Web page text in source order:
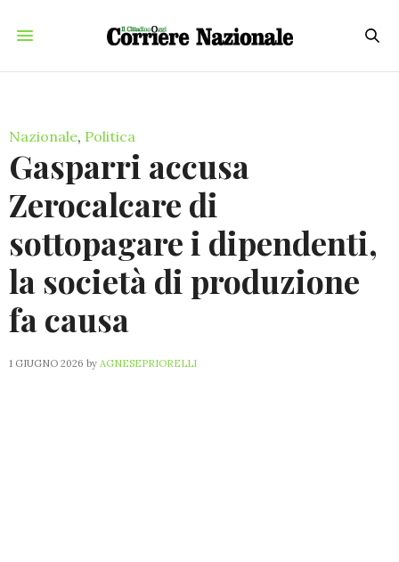
Nazionale, Politica
Gasparri accusa
Zerocalcare di
sottopagare i dipendenti,
la società di produzione
fa causa
1 GIUGNO 2026 by AGNESEPRIORELLI